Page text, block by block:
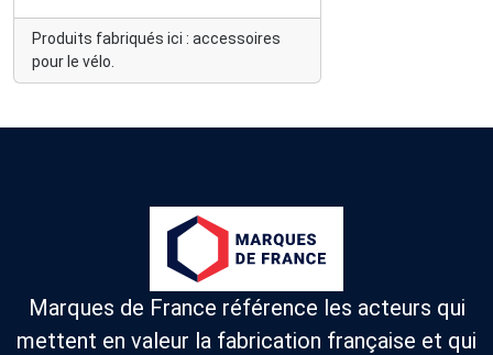
les codes traditionnels.
Produits fabriqués ici : accessoires
pour le vélo.
Marques de France référence les acteurs qui
mettent en valeur la fabrication française et qui